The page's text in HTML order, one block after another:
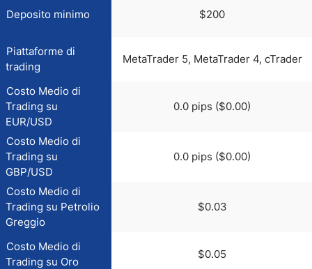
Deposito minimo $200
Piattaforme di
trading
MetaTrader 5, MetaTrader 4, cTrader
Costo Medio di
Trading su
EUR/USD
0.0 pips ($0.00)
Costo Medio di
Trading su
GBP/USD
0.0 pips ($0.00)
Costo Medio di
Trading su Petrolio
Greggio
$0.03
Costo Medio di
Trading su Oro
$0.05